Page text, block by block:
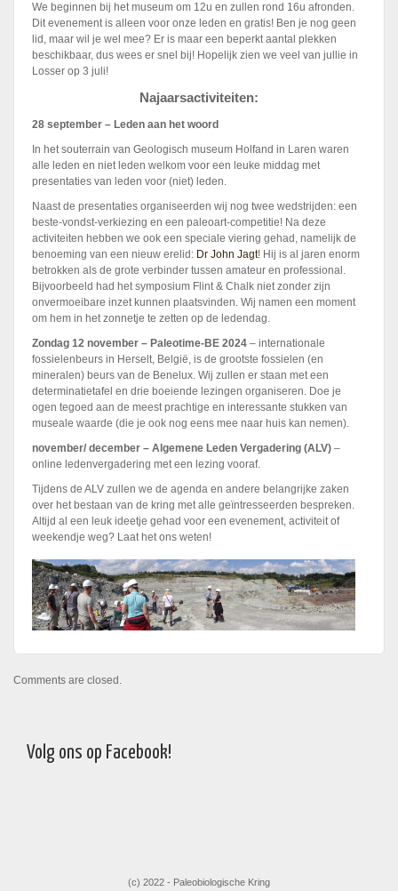
We beginnen bij het museum om 12u en zullen rond 16u afronden.
Dit evenement is alleen voor onze leden en gratis! Ben je nog geen
lid, maar wil je wel mee? Er is maar een beperkt aantal plekken
beschikbaar, dus wees er snel bij! Hopelijk zien we veel van jullie in
Losser op 3 juli!
Najaarsactiviteiten:
28 september – Leden aan het woord
In het souterrain van Geologisch museum Holfand in Laren waren
alle leden en niet leden welkom voor een leuke middag met
presentaties van leden voor (niet) leden.
Naast de presentaties organiseerden wij nog twee wedstrijden: een
beste-vondst-verkiezing en een paleoart-competitie! Na deze
activiteiten hebben we ook een speciale viering gehad, namelijk de
benoeming van een nieuw erelid: Dr John Jagt! Hij is al jaren enorm
betrokken als de grote verbinder tussen amateur en professional.
Bijvoorbeeld had het symposium Flint & Chalk niet zonder zijn
onvermoeibare inzet kunnen plaatsvinden. Wij namen een moment
om hem in het zonnetje te zetten op de ledendag.
Zondag 12 november – Paleotime-BE 2024 – internationale
fossielenbeurs in Herselt, België, is de grootste fossielen (en
mineralen) beurs van de Benelux. Wij zullen er staan met een
determinatietafel en drie boeiende lezingen organiseren. Doe je
ogen tegoed aan de meest prachtige en interessante stukken van
museale waarde (die je ook nog eens mee naar huis kan nemen).
november/ december – Algemene Leden Vergadering (ALV) –
online ledenvergadering met een lezing vooraf.
Tijdens de ALV zullen we de agenda en andere belangrijke zaken
over het bestaan van de kring met alle geïntresseerden bespreken.
Altijd al een leuk ideetje gehad voor een evenement, activiteit of
weekendje weg? Laat het ons weten!
Comments are closed.
Volg ons op Facebook!
(c) 2022 - Paleobiologische Kring